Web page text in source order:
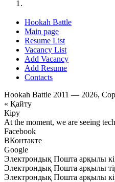
Hookah Battle
Main page
Resume List
Vacancy List
Add Vacancy
Add Resume
Contacts
Hookah Battle 2011 — 2026,
« Қайту
Кіру
At the moment, we are seeing
Facebook
ВКонтакте
Google
Электрондық Пошта арқылы
Электрондық Пошта арқылы
Электрондық Пошта арқылы